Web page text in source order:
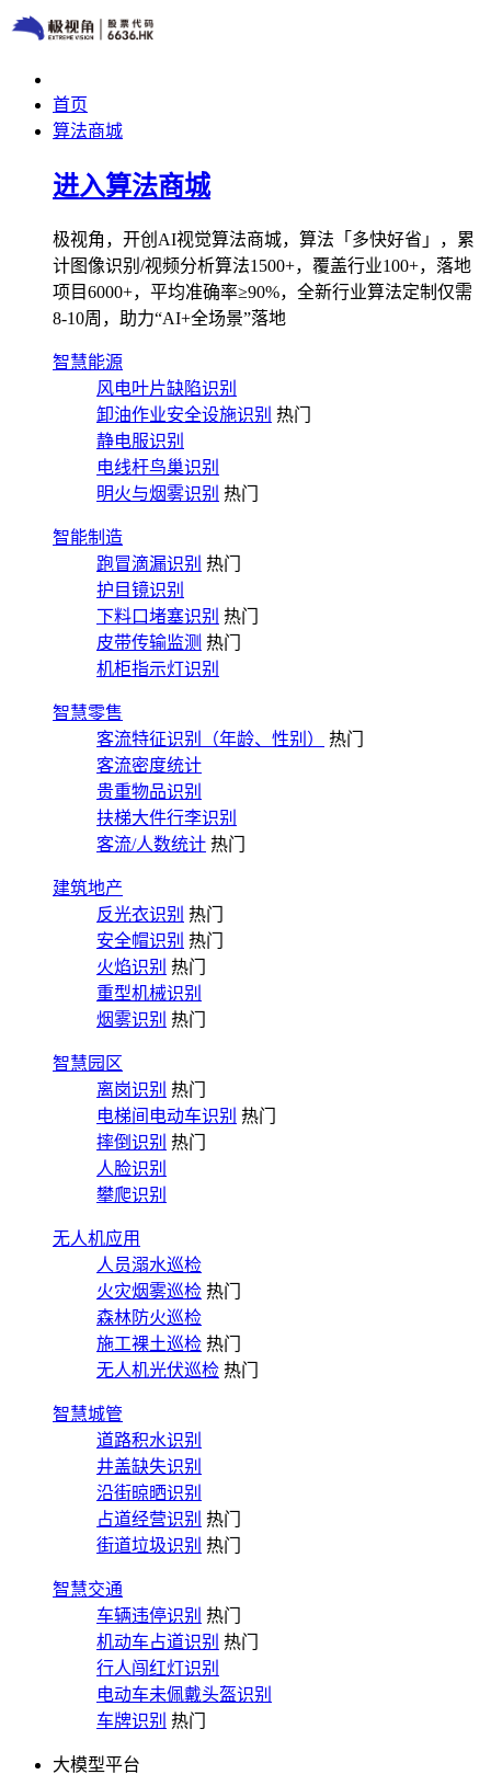
首页
算法商城
进入算法商城
极视角，开创AI视觉算法商城，算法「多快好省」，累
计图像识别/视频分析算法1500+，覆盖行业100+，落地
项目6000+，平均准确率≥90%，全新行业算法定制仅需
8-10周，助力“AI+全场景”落地
智慧能源
风电叶片缺陷识别
卸油作业安全设施识别 热门
静电服识别
电线杆鸟巢识别
明火与烟雾识别 热门
智能制造
跑冒滴漏识别 热门
护目镜识别
下料口堵塞识别 热门
皮带传输监测 热门
机柜指示灯识别
智慧零售
客流特征识别（年龄、性别）
热门
客流密度统计
贵重物品识别
扶梯大件行李识别
客流/人数统计 热门
建筑地产
反光衣识别 热门
安全帽识别 热门
火焰识别 热门
重型机械识别
烟雾识别 热门
智慧园区
离岗识别 热门
电梯间电动车识别 热门
摔倒识别 热门
人脸识别
攀爬识别
无人机应用
人员溺水巡检
火灾烟雾巡检 热门
森林防火巡检
施工裸土巡检 热门
无人机光伏巡检 热门
智慧城管
道路积水识别
井盖缺失识别
沿街晾晒识别
占道经营识别 热门
街道垃圾识别 热门
智慧交通
车辆违停识别 热门
机动车占道识别 热门
行人闯红灯识别
电动车未佩戴头盔识别
车牌识别 热门
大模型平台